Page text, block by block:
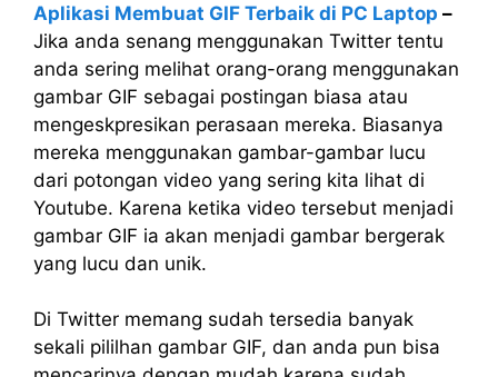
Aplikasi Membuat GIF Terbaik di PC Laptop –
Jika anda senang menggunakan Twitter tentu
anda sering melihat orang-orang menggunakan
gambar GIF sebagai postingan biasa atau
mengeskpresikan perasaan mereka. Biasanya
mereka menggunakan gambar-gambar lucu
dari potongan video yang sering kita lihat di
Youtube. Karena ketika video tersebut menjadi
gambar GIF ia akan menjadi gambar bergerak
yang lucu dan unik.
Di Twitter memang sudah tersedia banyak
sekali pililhan gambar GIF, dan anda pun bisa